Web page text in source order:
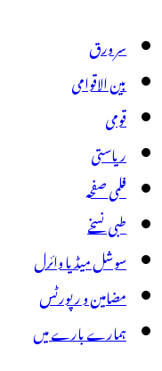
سر ورق
بین الاقوامی
قومی
ریاستی
فلمی صفحہ
طبی نسخے
سوشل میڈیا وائرل
مضامین و رپورٹس
ہمارے بارے میں